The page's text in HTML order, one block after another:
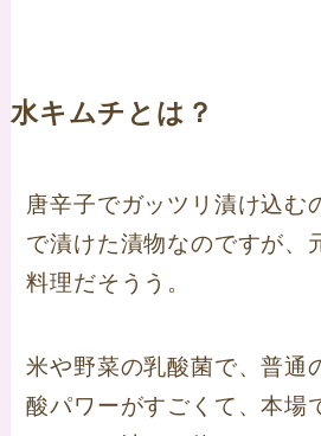
水キムチとは？
唐辛子でガッツリ漬け込む
で漬けた漬物なのですが、
料理だそうう。
米や野菜の乳酸菌で、普通
酸パワーがすごくて、本場